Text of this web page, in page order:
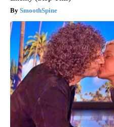
SmoothSpine